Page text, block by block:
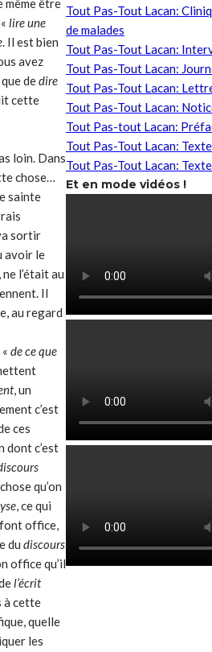
même être
lire une
. Il est bien
avez
que dedire
cette
loin. Dans
chose…
sainte
sortir
avoir le
l’était au
Il
au regard
de ce que
, un
c’est
ces
dont c’est
qu’on
, ce qui
font office,
du discours
office qu’il
l’écrit
à cette
quelle
les
Tout Pas-Tout Lacan:
de malades
Tout Pas-Tout Lacan:
Tout Pas-Tout Lacan:
Tout Pas-Tout Lacan:
Tout Pas-Tout Lacan:
Tout Pas-tout Lacan:
Tout Pas-Tout Lacan:
Tout Pas-Tout Lacan:
Et en mode vidéos !